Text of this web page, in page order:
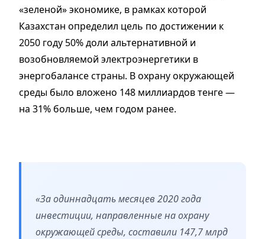
«зеленой» экономике, в рамках которой
Казахстан определил цель по достижении к
2050 году 50% доли альтернативной и
возобновляемой электроэнергетики в
энергобалансе страны. В охрану окружающей
среды было вложено 148 миллиардов тенге —
на 31% больше, чем годом ранее.
«За одиннадцать месяцев 2020 года
инвестиции, направленные на охрану
окружающей среды, составили 147,7 млрд